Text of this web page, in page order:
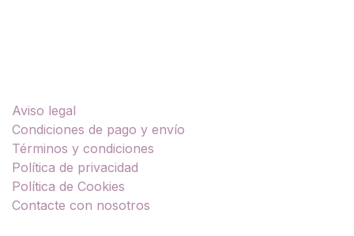
Aviso legal
Condiciones de pago y envío
Términos y condiciones
Política de privacidad
Política de Cookies
Contacte con nosotros